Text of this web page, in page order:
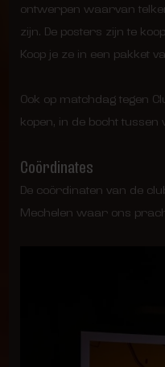
ontwerpen waarvan
zijn. De posters zijn te
Koop je ze in een pakket
Ook op matchdag tegen
kopen, in de bocht tussen
Coördinates
De coördinaten van de
Mechelen waar ons